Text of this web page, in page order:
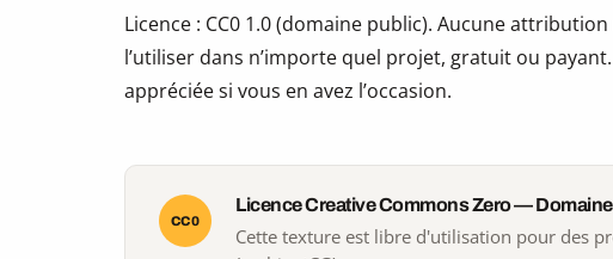
Licence : CC0 1.0 (domaine public). Aucune
l’utiliser dans n’importe quel projet, gratuit ou
appréciée si vous en avez l’occasion.
CC0
Licence Creative Commons Zero —
Cette texture est libre d'utilisation pour des